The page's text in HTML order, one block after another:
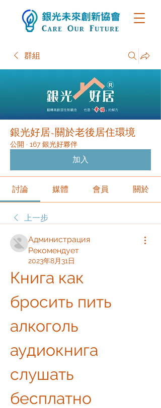
群組
銀光好居~關於老後居住環境
公開 · 167 銀光好夥伴
加入
討論 媒體 會員 關於
上一步
Администрация
Рекомендует
2023年8月31日
Книга как
бросить пить
алкоголь
аудиокнига
слушать
бесплатно